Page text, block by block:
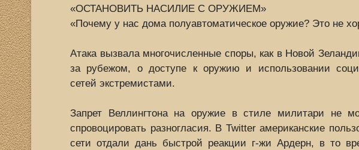
«ОСТАНОВИТЬ НАСИЛИЕ С ОРУЖИЕМ»
«Почему у нас дома полуавтоматическое оружие? Это не
Атака вызвала многочисленные споры, как в Новой
за рубежом, о доступе к оружию и использовании
сетей экстремистами.
Запрет Веллингтона на оружие в стиле милитари не
спровоцировать разногласия. В Twitter американские
сети отдали дань быстрой реакции г-жи Ардерн, в то